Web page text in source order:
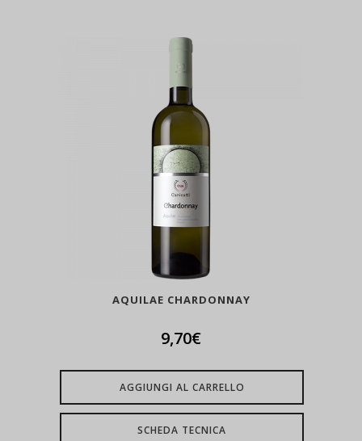
AQUILAE CHARDONNAY
9,70€
AGGIUNGI AL CARRELLO
SCHEDA TECNICA